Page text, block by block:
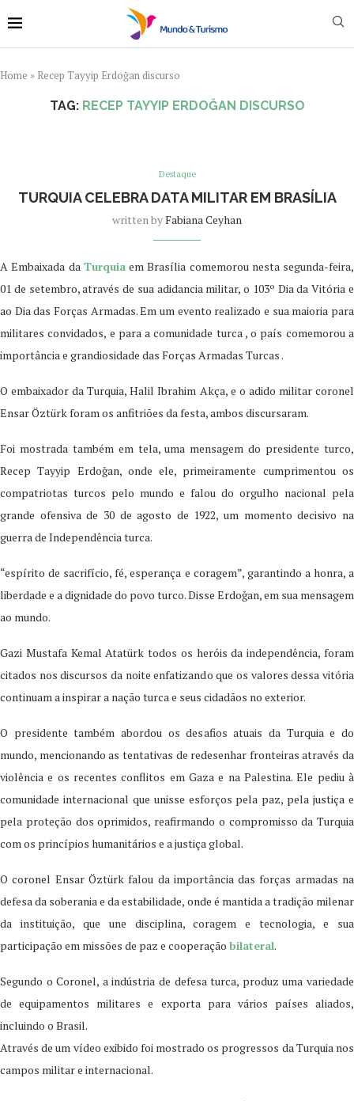
Home » Recep Tayyip Erdoğan discurso
TAG: RECEP TAYYIP ERDOĞAN DISCURSO
Destaque
TURQUIA CELEBRA DATA MILITAR EM BRASÍLIA
written byFabiana Ceyhan
A Embaixada da Turquiaem Brasília comemorou nesta segunda-feira,
01 de setembro, através de sua adidancia militar, o 103º Dia da Vitória e
ao Dia das Forças Armadas. Em um evento realizado e sua maioria para
militares convidados, e para a comunidade turca , o país comemorou a
importância e grandiosidade das Forças Armadas Turcas .
O embaixador da Turquia, Halil Ibrahim Akça, e o adido militar coronel
Ensar Öztürk foram os anfitriões da festa, ambos discursaram.
Foi mostrada também em tela, uma mensagem do presidente turco,
Recep Tayyip Erdoğan, onde ele, primeiramente cumprimentou os
compatriotas turcos pelo mundo e falou do orgulho nacional pela
grande ofensiva de 30 de agosto de 1922, um momento decisivo na
guerra de Independência turca.
“espírito de sacrifício, fé, esperança e coragem”, garantindo a honra, a
liberdade e a dignidade do povo turco. Disse Erdoğan, em sua mensagem
ao mundo.
Gazi Mustafa Kemal Atatürk todos os heróis da independência, foram
citados nos discursos da noite enfatizando que os valores dessa vitória
continuam a inspirar a nação turca e seus cidadãos no exterior.
O presidente também abordou os desafios atuais da Turquia e do
mundo, mencionando as tentativas de redesenhar fronteiras através da
violência e os recentes conflitos em Gaza e na Palestina. Ele pediu à
comunidade internacional que unisse esforços pela paz, pela justiça e
pela proteção dos oprimidos, reafirmando o compromisso da Turquia
com os princípios humanitários e a justiça global.
O coronel Ensar Öztürk falou da importância das forças armadas na
defesa da soberania e da estabilidade, onde é mantida a tradição milenar
da instituição, que une disciplina, coragem e tecnologia, e sua
participação em missões de paz e cooperação bilateral.
Segundo o Coronel, a indústria de defesa turca, produz uma variedade
de equipamentos militares e exporta para vários países aliados,
incluindo o Brasil.
Através de um vídeo exibido foi mostrado os progressos da Turquia nos
campos militar e internacional.